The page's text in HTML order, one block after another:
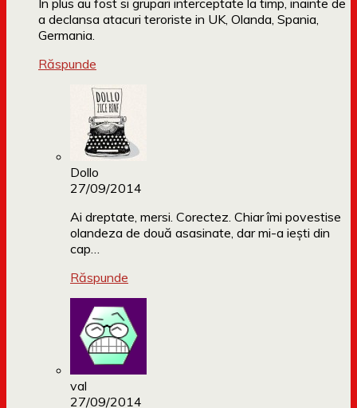
In plus au fost si grupari interceptate la timp, inainte de
a declansa atacuri teroriste in UK, Olanda, Spania,
Germania.
Răspunde
Dollo
27/09/2014
Ai dreptate, mersi. Corectez. Chiar îmi povestise
olandeza de două asasinate, dar mi-a iești din
cap…
Răspunde
val
27/09/2014